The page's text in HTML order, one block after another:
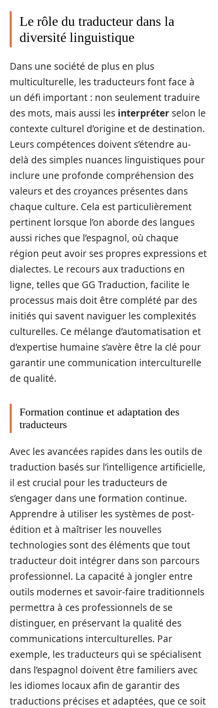
Le rôle du traducteur dans la
diversité linguistique
Dans une société de plus en plus
multiculturelle, les traducteurs font face à
un défi important : non seulement traduire
des mots, mais aussi les interpréter selon le
contexte culturel d’origine et de destination.
Leurs compétences doivent s’étendre au-
delà des simples nuances linguistiques pour
inclure une profonde compréhension des
valeurs et des croyances présentes dans
chaque culture. Cela est particulièrement
pertinent lorsque l’on aborde des langues
aussi riches que l’espagnol, où chaque
région peut avoir ses propres expressions et
dialectes. Le recours aux traductions en
ligne, telles que GG Traduction, facilite le
processus mais doit être complété par des
initiés qui savent naviguer les complexités
culturelles. Ce mélange d’automatisation et
d’expertise humaine s’avère être la clé pour
garantir une communication interculturelle
de qualité.
Formation continue et adaptation des
traducteurs
Avec les avancées rapides dans les outils de
traduction basés sur l’intelligence artificielle,
il est crucial pour les traducteurs de
s’engager dans une formation continue.
Apprendre à utiliser les systèmes de post-
édition et à maîtriser les nouvelles
technologies sont des éléments que tout
traducteur doit intégrer dans son parcours
professionnel. La capacité à jongler entre
outils modernes et savoir-faire traditionnels
permettra à ces professionnels de se
distinguer, en préservant la qualité des
communications interculturelles. Par
exemple, les traducteurs qui se spécialisent
dans l’espagnol doivent être familiers avec
les idiomes locaux afin de garantir des
traductions précises et adaptées, que ce soit